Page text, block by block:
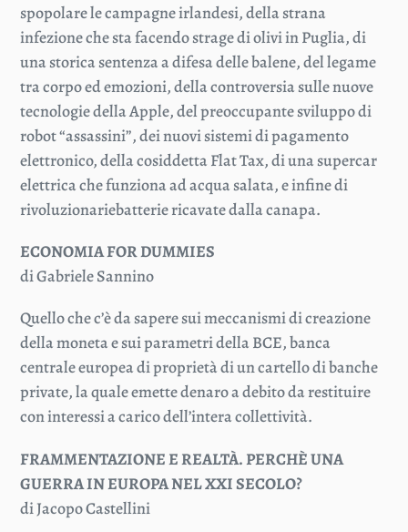
spopolare le campagne irlandesi, della strana
infezione che sta facendo strage di olivi in Puglia, di
una storica sentenza a difesa delle balene, del legame
tra corpo ed emozioni, della controversia sulle nuove
tecnologie della Apple, del preoccupante sviluppo di
robot “assassini”, dei nuovi sistemi di pagamento
elettronico, della cosiddetta Flat Tax, di una supercar
elettrica che funziona ad acqua salata, e infine di
rivoluzionariebatterie ricavate dalla canapa.
ECONOMIA FOR DUMMIES
di Gabriele Sannino
Quello che c’è da sapere sui meccanismi di creazione
della moneta e sui parametri della BCE, banca
centrale europea di proprietà di un cartello di banche
private, la quale emette denaro a debito da restituire
con interessi a carico dell’intera collettività.
FRAMMENTAZIONE E REALTÀ. PERCHÈ UNA
GUERRA IN EUROPA NEL XXI SECOLO?
di Jacopo Castellini